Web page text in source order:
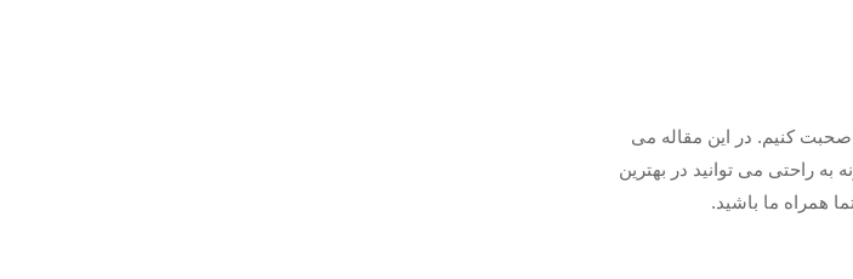
صحبت کنیم. در این مقاله می
به راحتی می توانید در بهترین
همراه ما باشید.